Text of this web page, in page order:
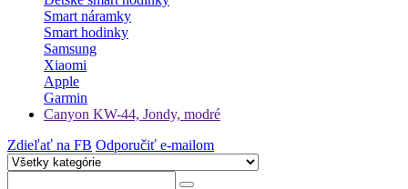
Smart náramky
Smart hodinky
Samsung
Xiaomi
Apple
Garmin
Canyon KW-44, Jondy, modré
Zdieľať na FB Odporučiť e-mailom